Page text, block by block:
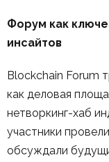
Форум как
инсайтов
Blockchain Forum
как деловая
нетворкинг-хаб
участники
обсуждали